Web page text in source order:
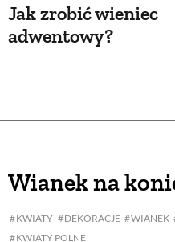
Jak zrobić wieniec
adwentowy?
Wianek na
KWIATY DEKORACJE WIANEK
KWIATY POLNE